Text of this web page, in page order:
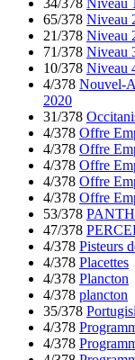
65/378 Niveau
21/378 Niveau
71/378 Niveau
10/378 Niveau
4/378 Nouvel-
2020
31/378
4/378 Offre
4/378 Offre
4/378 Offre
4/378 Offre
4/378 Offre
53/378
47/378
4/378 Pisteurs
4/378 Placettes
4/378 Plancton
4/378 plancton
35/378
4/378
4/378